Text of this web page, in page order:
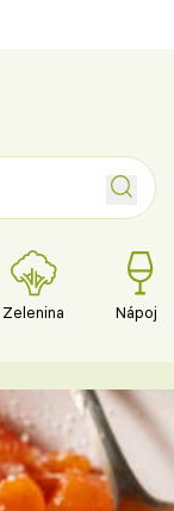
Zelenina Nápoje